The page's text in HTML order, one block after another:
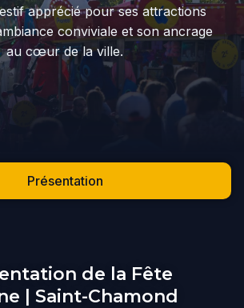
apprécié pour ses attractions
conviviale et son ancrage
au cœur de la ville.
Présentation
de la Fête
| Saint-Chamond